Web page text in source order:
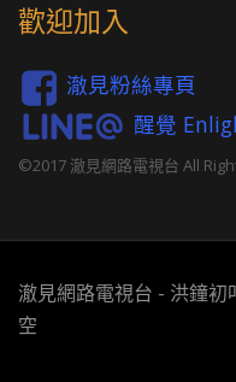
歡迎加入
澈見粉絲專頁
醒覺
©2017 澈見網路電視台 All
澈見網路電視台 - 洪鐘
空